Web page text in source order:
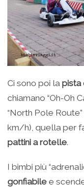
Ci sono poi la pista
chiamano “Oh-Oh
“North Pole
km/h), quella per
pattini a rotelle.
I bimbi più
gonfiabile e